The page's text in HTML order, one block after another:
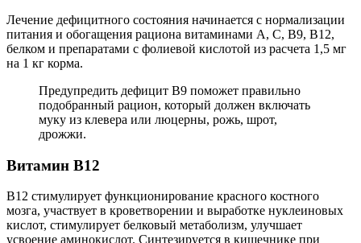
Лечение дефицитного состояния начинается с нормализации
питания и обогащения рациона витаминами А, С, В9, В12,
белком и препаратами с фолиевой кислотой из расчета 1,5 мг
на 1 кг корма.
Предупредить дефицит В9 поможет правильно
подобранный рацион, который должен включать
муку из клевера или люцерны, рожь, шрот,
дрожжи.
Витамин В12
В12 стимулирует функционирование красного костного
мозга, участвует в кроветворении и выработке нуклеиновых
кислот, стимулирует белковый метаболизм, улучшает
усвоение аминокислот. Синтезируется в кишечнике при